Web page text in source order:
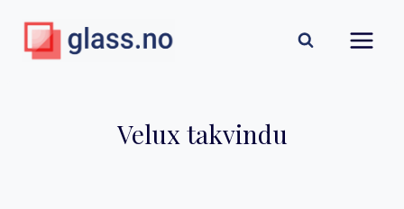
content
Velux takvindu